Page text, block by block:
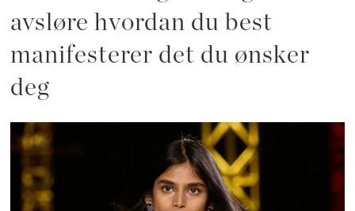
avsløre hvordan du best
manifesterer det du ønsker
deg